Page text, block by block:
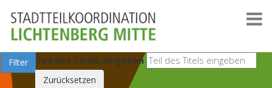
Teil des Titels eingeben
Filter
Zurücksetzen